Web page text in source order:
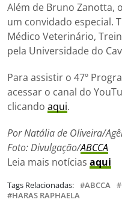
Além de Bruno Zanotta,
um convidado especial.
Médico Veterinário,
pela Universidade do
Para assistir o 47º
acessar o canal do
clicando aqui.
Por Natália de Oliveira/
Foto: Divulgação/ABCCA
Leia mais notícias aqui
Tags Relacionadas: ABCCA
HARAS RAPHAELA